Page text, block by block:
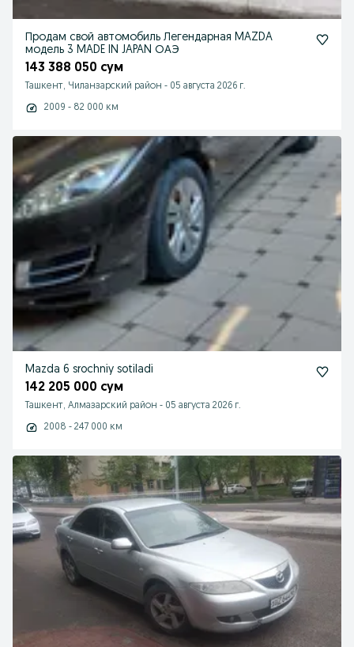
Продам свой автомобиль Легендарная MAZDA
модель 3 MADE IN JAPAN ОАЭ
143 388 050 сум
Ташкент, Чиланзарский район - 05 августа 2026 г.
2009 - 82 000 км
Mazda 6 srochniy sotiladi
142 205 000 сум
Ташкент, Алмазарский район - 05 августа 2026 г.
2008 - 247 000 км